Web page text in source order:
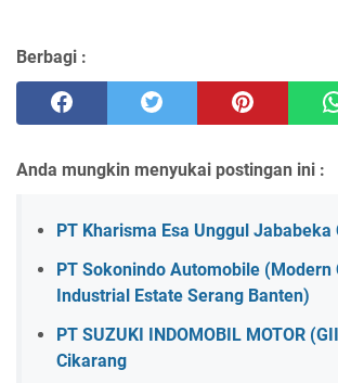
Berbagi :
Anda mungkin menyukai postingan ini :
PT Kharisma Esa Unggul Jababeka
PT Sokonindo Automobile (Modern
Industrial Estate Serang Banten)
PT SUZUKI INDOMOBIL MOTOR
Cikarang